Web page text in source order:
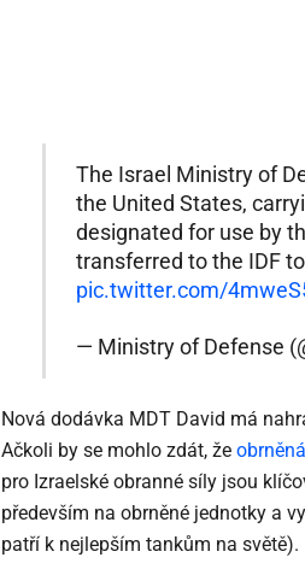
The Israel Ministry of
the United States,
designated for use by
transferred to the IDF
pic.twitter.com/
— Ministry of Defense
Nová dodávka MDT David má
Ačkoli by se mohlo zdát, že
pro Izraelské obranné síly jsou
především na obrněné jednotky a
patří k nejlepším tankům na světě).